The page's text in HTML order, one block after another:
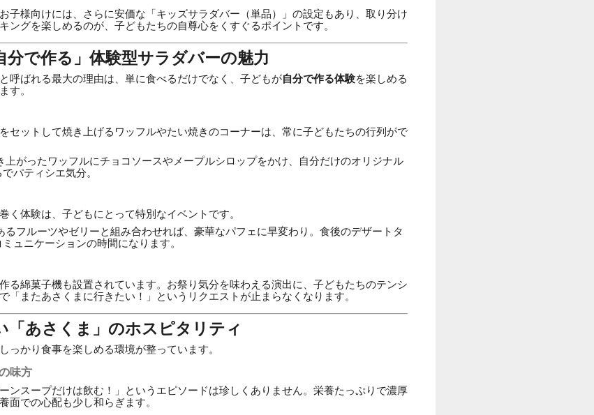
子様向けには、さらに安価な「キッズサラダバー（単品）」の設定もあり、取り分け
ングを楽しめるのが、子どもたちの自尊心をくすぐるポイントです。
分で作る」体験型サラダバーの魅力
呼ばれる最大の理由は、単に食べるだけでなく、子どもが自分で作る体験を楽しめる
す。
セットして焼き上げるワッフルやたい焼きのコーナーは、常に子どもたちの行列がで
上がったワッフルにチョコソースやメープルシロップをかけ、自分だけのオリジナル
パティシエ気分。
く体験は、子どもにとって特別なイベントです。
るフルーツやゼリーと組み合わせれば、豪華なパフェに早変わり。食後のデザートタ
ュニケーションの時間になります。
る綿菓子機も設置されています。お祭り気分を味わえる演出に、子どもたちのテンシ
「またあさくまに行きたい！」というリクエストが止まらなくなります。
「あさくま」のホスピタリティ
っかり食事を楽しめる環境が整っています。
味方
ンスープだけは飲む！」というエピソードは珍しくありません。栄養たっぷりで濃厚
面での心配も少し和らぎます。